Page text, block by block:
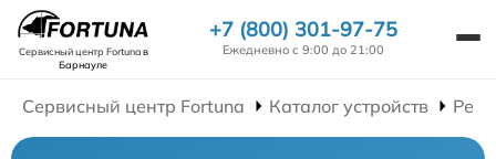
Сервисный центр Fortunaв
Барнауле
+7 (800) 301-97-75
Ежедневно с 9:00 до 21:00
Сервисный центр Fortuna Каталог устройств